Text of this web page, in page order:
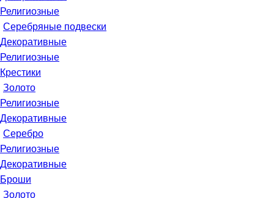
Религиозные
Серебряные подвески
Декоративные
Религиозные
Крестики
Золото
Религиозные
Декоративные
Серебро
Религиозные
Декоративные
Броши
Золото